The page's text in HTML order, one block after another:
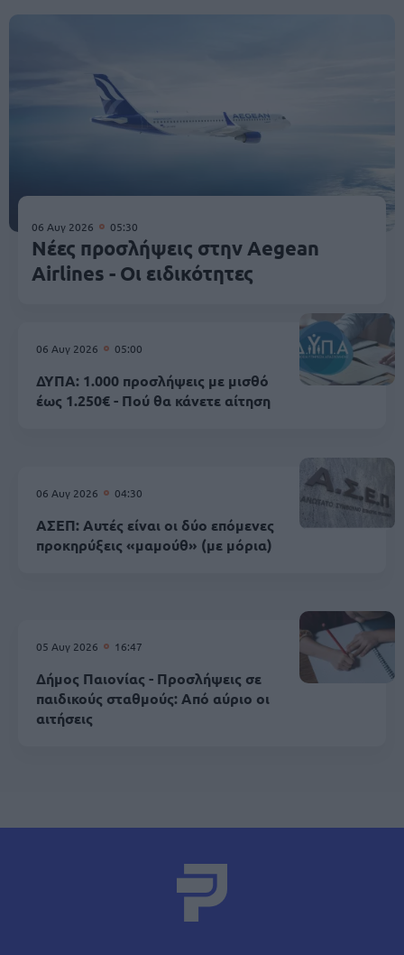
06 Αυγ 2026 05:30
Νέες προσλήψεις στην Aegean
Airlines - Οι ειδικότητες
06 Αυγ 2026 05:00
ΔΥΠΑ: 1.000 προσλήψεις με μισθό
έως 1.250€ - Πού θα κάνετε αίτηση
06 Αυγ 2026 04:30
ΑΣΕΠ: Αυτές είναι οι δύο επόμενες
προκηρύξεις «μαμούθ» (με μόρια)
05 Αυγ 2026 16:47
Δήμος Παιονίας - Προσλήψεις σε
παιδικούς σταθμούς: Από αύριο οι
αιτήσεις